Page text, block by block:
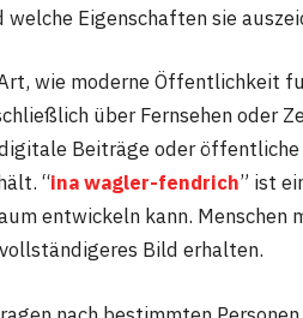
Eigenschaften sie
wie moderne Öffentlichkeit
über Fernsehen oder
Beiträge oder
“ina wagler-fendrich” ist
entwickeln kann. Menschen
Bild erhalten.